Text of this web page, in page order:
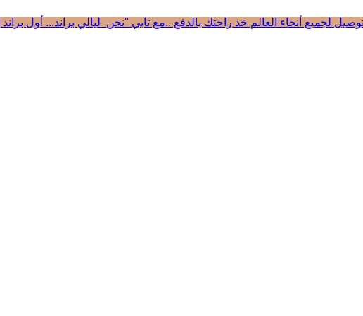
لجميع أنحاء العالم خذ راحتك بالدفع ..مع تابي "نحن ليالي براند... أول